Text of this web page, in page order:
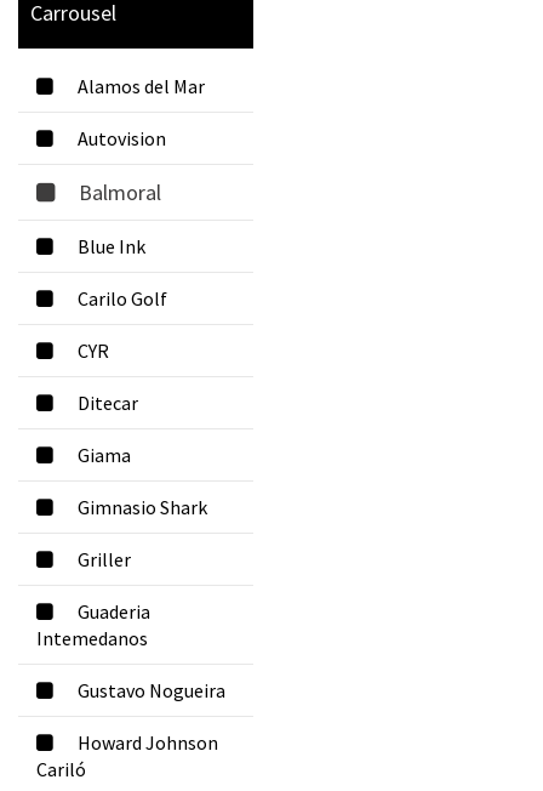
Carrousel
Alamos del Mar
Autovision
Balmoral
Blue Ink
Carilo Golf
CYR
Ditecar
Giama
Gimnasio Shark
Griller
Guaderia
Intemedanos
Gustavo Nogueira
Howard Johnson
Cariló